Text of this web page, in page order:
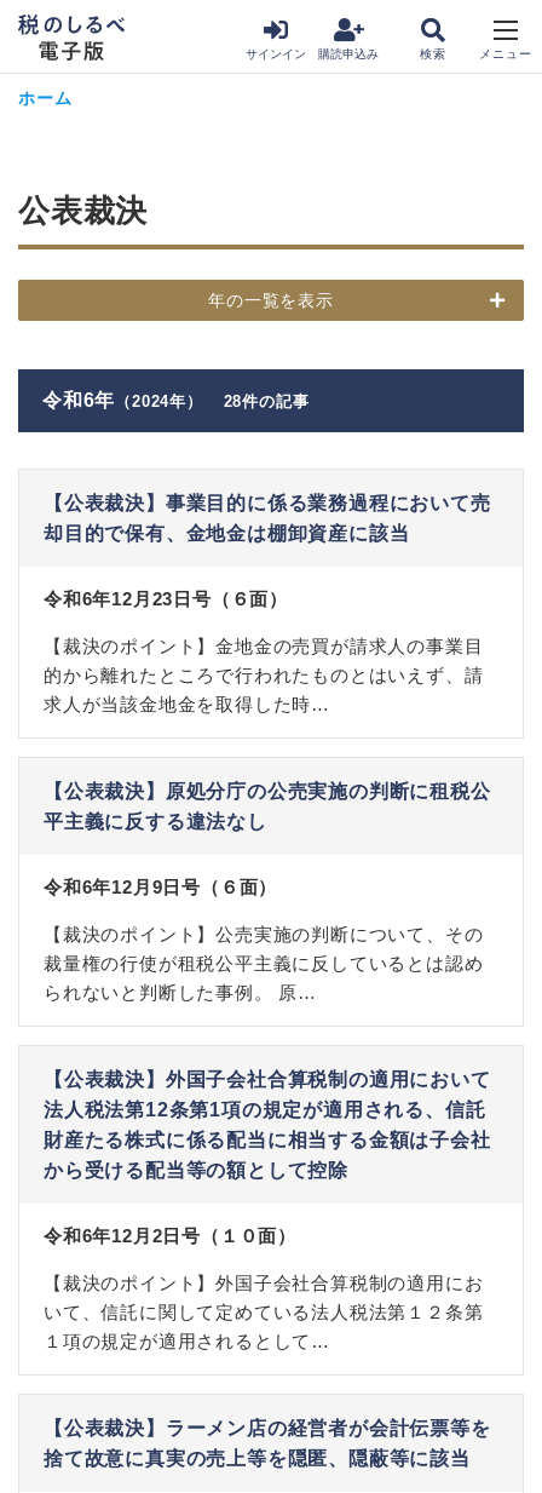
サインイン 購読申込み
ホーム
公表裁決
年の一覧を表示
令和6年 （2024年） 28件の記事
【公表裁決】事業目的に係る業務過程において売
却目的で保有、金地金は棚卸資産に該当
令和6年12月23日号（６面）
【裁決のポイント】金地金の売買が請求人の事業目
的から離れたところで行われたものとはいえず、請
求人が当該金地金を取得した時…
【公表裁決】原処分庁の公売実施の判断に租税公
平主義に反する違法なし
令和6年12月9日号（６面）
【裁決のポイント】公売実施の判断について、その
裁量権の行使が租税公平主義に反しているとは認め
られないと判断した事例。 原…
【公表裁決】外国子会社合算税制の適用において
法人税法第12条第1項の規定が適用される、信託
財産たる株式に係る配当に相当する金額は子会社
から受ける配当等の額として控除
令和6年12月2日号（１０面）
【裁決のポイント】外国子会社合算税制の適用にお
いて、信託に関して定めている法人税法第１２条第
１項の規定が適用されるとして…
【公表裁決】ラーメン店の経営者が会計伝票等を
捨て故意に真実の売上等を隠匿、隠蔽等に該当